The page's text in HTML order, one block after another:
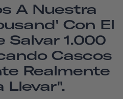
A Nuestra
Con El
Salvar 1.000
Cascos
Realmente
Llevar".